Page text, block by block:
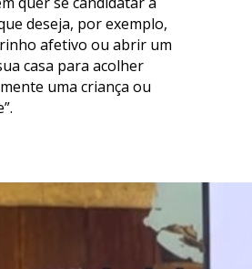
deseja, por exemplo,
afetivo ou abrir um
casa para acolher
uma criança ou